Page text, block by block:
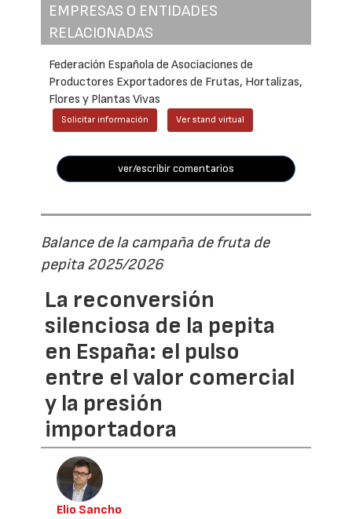
EMPRESAS O ENTIDADES
RELACIONADAS
Federación Española de Asociaciones de
Productores Exportadores de Frutas, Hortalizas,
Flores y Plantas Vivas
Solicitar información Ver stand virtual
ver/escribir comentarios
Balance de la campaña de fruta de
pepita 2025/2026
La reconversión
silenciosa de la pepita
en España: el pulso
entre el valor comercial
y la presión
importadora
Elio Sancho